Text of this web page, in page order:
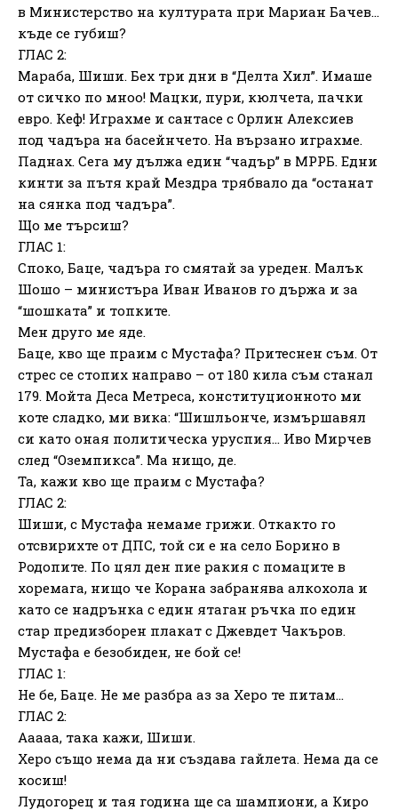
в Министерство на културата при Мариан Бачев…
къде се губиш?
ГЛАС 2:
Мараба, Шиши. Бех три дни в “Делта Хил”. Имаше
от сичко по мноо! Мацки, пури, кюлчета, пачки
евро. Кеф! Играхме и сантасе с Орлин Алексиев
под чадъра на басейнчето. На вързано играхме.
Паднах. Сега му дължа един “чадър” в МРРБ. Едни
кинти за пътя край Мездра трябвало да “останат
на сянка под чадъра”.
Що ме търсиш?
ГЛАС 1:
Споко, Баце, чадъра го смятай за уреден. Малък
Шошо – министъра Иван Иванов го държа и за
“шошката” и топките.
Мен друго ме яде.
Баце, кво ще праим с Мустафа? Притеснен съм. От
стрес се стопих направо – от 180 кила съм станал
179. Мойта Деса Метреса, конституционното ми
коте сладко, ми вика: “Шишльонче, измършавял
си като оная политическа уруспия… Иво Мирчев
след “Оземпикса”. Ма нищо, де.
Та, кажи кво ще праим с Мустафа?
ГЛАС 2:
Шиши, с Мустафа немаме грижи. Откакто го
отсвирихте от ДПС, той си е на село Борино в
Родопите. По цял ден пие ракия с помаците в
хоремага, нищо че Корана забранява алкохола и
като се надрънка с един ятаган ръчка по един
стар предизборен плакат с Джевдет Чакъров.
Мустафа е безобиден, не бой се!
ГЛАС 1:
Не бе, Баце. Не ме разбра аз за Херо те питам…
ГЛАС 2:
Ааааа, така кажи, Шиши.
Херо също нема да ни създава гайлета. Нема да се
косиш!
Лудогорец и тая година ще са шампиони, а Киро